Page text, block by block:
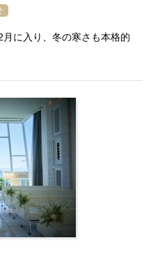
に入り、冬の寒さも本格的